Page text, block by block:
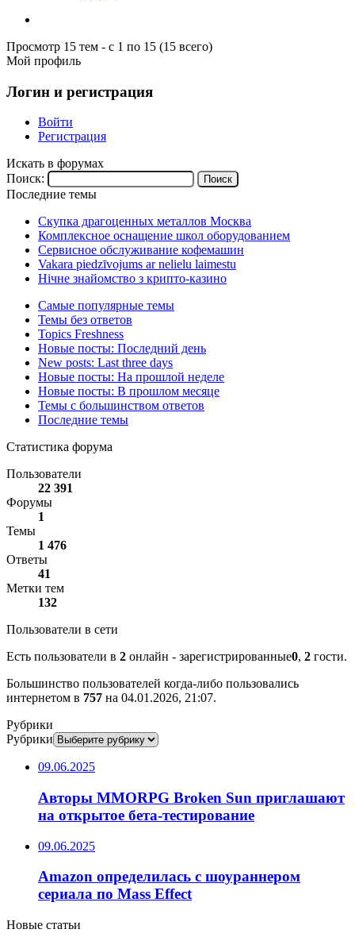
Просмотр 15 тем - с 1 по 15 (15 всего)
Мой профиль
Логин и регистрация
Войти
Регистрация
Искать в форумах
Поиск:
Последние темы
Скупка драгоценных металлов Москва
Комплексное оснащение школ оборудованием
Сервисное обслуживание кофемашин
Vakara piedzīvojums ar nelielu laimestu
Нічне знайомство з крипто-казино
Самые популярные темы
Темы без ответов
Topics Freshness
Новые посты: Последний день
New posts: Last three days
Новые посты: На прошлой неделе
Новые посты: В прошлом месяце
Темы с большинством ответов
Последние темы
Статистика форума
Пользователи
22 391
Форумы
1
Темы
1 476
Ответы
41
Метки тем
132
Пользователи в сети
Есть пользователи в 2 онлайн - зарегистрированные0, 2 гости.
Большинство пользователей когда-либо пользовались
интернетом в 757 на 04.01.2026, 21:07.
Рубрики
Рубрики
09.06.2025
Авторы MMORPG Broken Sun приглашают
на открытое бета-тестирование
09.06.2025
Amazon определилась с шоураннером
сериала по Mass Effect
Новые статьи